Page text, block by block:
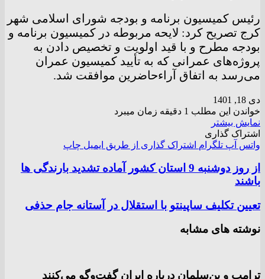
رئیس کمیسیون برنامه و بودجه شورای اسلامی شهر
کرج تصریح کرد: لایحه مربوطه در کمیسیون برنامه و
بودجه مطرح و با قید اولویت و تخصیص دادن به
پروژه‌های عمرانی که به تأیید کمیسیون عمران
می‌رسد به اتفاق آراءحاضرین موافقت شد.
دی 18, 1401
خواندن این مطلب 1 دقیقه زمان میبرد
نمایش بیشتر
اشتراک گذاری
واتس آپ تلگرام اشتراک گذاری از طریق ایمیل چاپ
از روز دوشنبه 9 استان کشور آماده تشدید بارندگی ها
باشند
تعیین تکلیف ساپینتو با استقلال در آستانه جام حذفی
نوشته های مشابه
ترامپ و بن‌سلمان درباره ایران گفت‌و‌گو می‌کنند